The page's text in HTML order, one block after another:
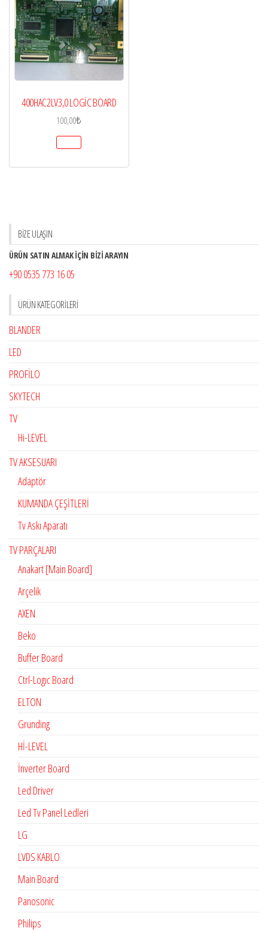
400HAC2LV3,0 LOGİC BOARD
100,00₺
BİZE ULAŞIN
ÜRÜN SATIN ALMAK İÇİN BİZİ ARAYIN
+90 0535 773 16 05
ÜRÜN KATEGORILERI
BLANDER
LED
PROFİLO
SKYTECH
TV
Hi-LEVEL
TV AKSESUARI
Adaptör
KUMANDA ÇEŞİTLERİ
Tv Askı Aparatı
TV PARÇALARI
Anakart [Main Board]
Arçelik
AXEN
Beko
Buffer Board
Ctrl-Logıc Board
ELTON
Grunding
Hİ-LEVEL
İnverter Board
Led Driver
Led Tv Panel Ledleri
LG
LVDS KABLO
Main Board
Panosonic
Philips